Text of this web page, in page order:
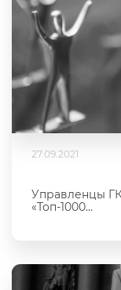
27.09.2021
Управленцы
«Топ-1000...